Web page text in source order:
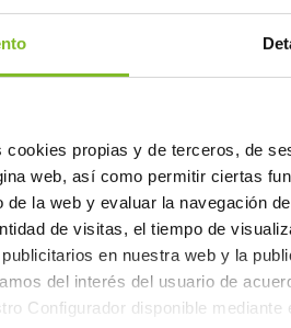
cookies propias y de terceros, de
web, así como permitir ciertas
la web y evaluar la navegación
de visitas, el tiempo de
en nuestra web y la
del interés del usuario de
Configurador disponible